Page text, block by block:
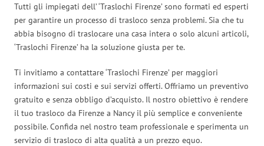
Tutti gli impiegati dell’ ‘Traslochi Firenze’ sono formati ed esperti
per garantire un processo di trasloco senza problemi. Sia che tu
abbia bisogno di traslocare una casa intera o solo alcuni articoli,
‘Traslochi Firenze’ ha la soluzione giusta per te.
Ti invitiamo a contattare ‘Traslochi Firenze’ per maggiori
informazioni sui costi e sui servizi offerti. Offriamo un preventivo
gratuito e senza obbligo d’acquisto. Il nostro obiettivo è rendere
il tuo trasloco da Firenze a Nancy il più semplice e conveniente
possibile. Confida nel nostro team professionale e sperimenta un
servizio di trasloco di alta qualità a un prezzo equo.